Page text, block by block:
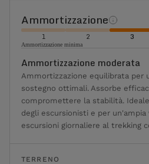
Ammortizzazione
1 2 3
Ammortizzazione minima
Ammortizzazione moderata
Ammortizzazione equilibrata per
sostegno ottimali. Assorbe
compromettere la stabilità.
degli escursionisti e per
escursioni giornaliere al trekking
TERRENO